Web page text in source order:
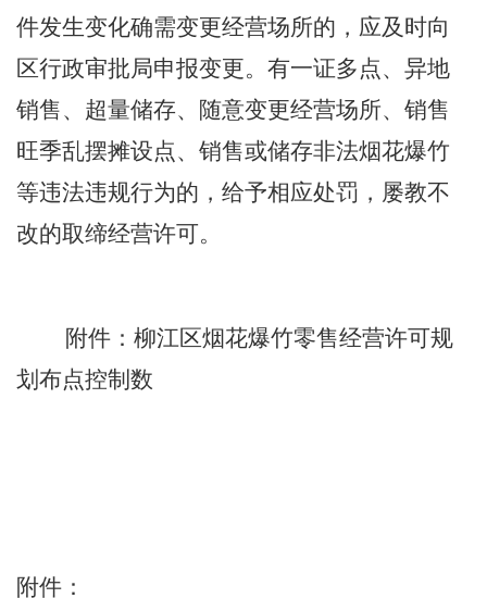
件发生变化确需变更经营场所的，应及时向
区行政审批局申报变更。有一证多点、异地
销售、超量储存、随意变更经营场所、销售
旺季乱摆摊设点、销售或储存非法烟花爆竹
等违法违规行为的，给予相应处罚， 屡教不
改的取缔经营许可。
附件：柳江区烟花爆竹零售经营许可规
划布点控制数
附件：